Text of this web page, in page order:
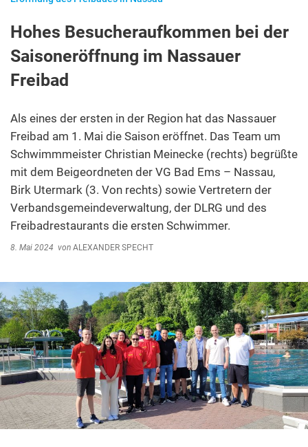
Hohes Besucheraufkommen bei der
Saisoneröffnung im Nassauer
Freibad
Als eines der ersten in der Region hat das Nassauer
Freibad am 1. Mai die Saison eröffnet. Das Team um
Schwimmmeister Christian Meinecke (rechts) begrüßte
mit dem Beigeordneten der VG Bad Ems – Nassau,
Birk Utermark (3. Von rechts) sowie Vertretern der
Verbandsgemeindeverwaltung, der DLRG und des
Freibadrestaurants die ersten Schwimmer.
8. Mai 2024 von ALEXANDER SPECHT